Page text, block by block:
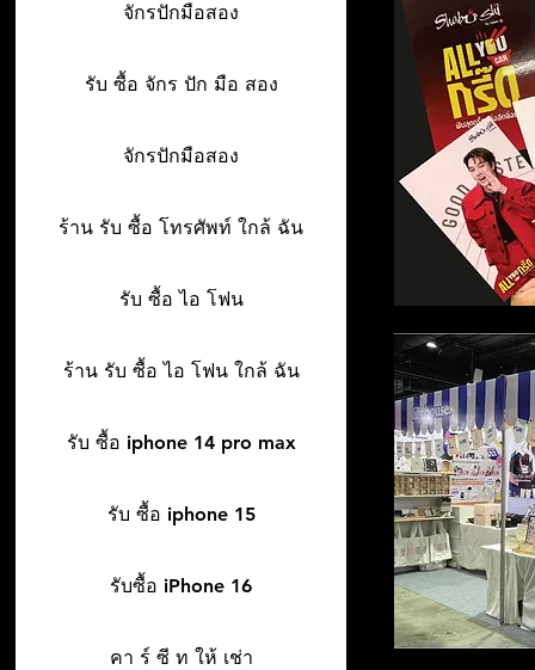
จักรปักมือสอง
รับ ซื้อ จักร ปัก มือ สอง
จักรปักมือสอง
ร้าน รับ ซื้อ โทรศัพท์ ใกล้ ฉัน
รับ ซื้อ ไอ โฟน
ร้าน รับ ซื้อ ไอ โฟน ใกล้ ฉัน
รับ ซื้อ iphone 14 pro max
รับ ซื้อ iphone 15
รับซื้อ iPhone 16
คา ร์ ซี ท ให้ เช่า